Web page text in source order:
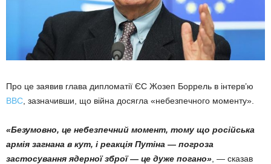
Про це заявив глава дипломатії ЄС Жозеп Боррель в інтерв’ю
BBC , зазначивши, що війна досягла «небезпечного моменту».
«Безумовно, це небезпечний момент, тому що російська
армія загнана в кут, і реакція Путіна — погроза
застосування ядерної зброї — це дуже погано» , — сказав